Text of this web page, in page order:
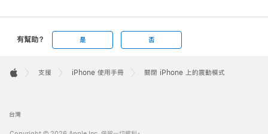
有幫助？ 是 否
Footer

支援 iPhone 使用手冊 關閉 iPhone 上的震動模式
台灣